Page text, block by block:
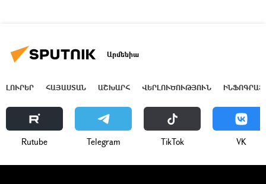
Արմենիա
ԼՈՒՐԵՐ ՀԱՅԱՍՏԱՆ ԱՇԽԱՐՀ ՎԵՐԼՈՒԾՈՒԹՅՈՒՆ
Rutube Telegram ТikТоk VK